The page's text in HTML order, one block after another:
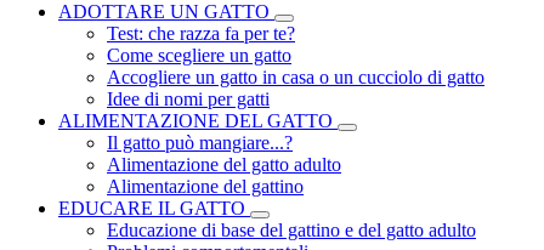
ADOTTARE UN GATTO
Test: che razza fa per te?
Come scegliere un gatto
Accogliere un gatto in casa o un cucciolo di gatto
Idee di nomi per gatti
ALIMENTAZIONE DEL GATTO
Il gatto può mangiare...?
Alimentazione del gatto adulto
Alimentazione del gattino
EDUCARE IL GATTO
Educazione di base del gattino e del gatto adulto